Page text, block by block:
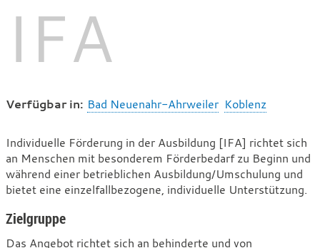
eIFA
Verfügbar in: Bad Neuenahr-Ahrweiler Koblenz
Individuelle
Förderung
in
der
Ausbildung/Umschulung
Individuelle Förderung in der Ausbildung [IFA] richtet sich
an Menschen mit besonderem Förderbedarf zu Beginn und
während einer betrieblichen Ausbildung/Umschulung und
bietet eine einzelfallbezogene, individuelle Unterstützung.
Zielgruppe
Das Angebot richtet sich an behinderte und von